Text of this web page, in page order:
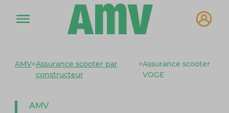
AMV>Assurance scooter par
constructeur
>Assurance scooter
VOGE
AMV